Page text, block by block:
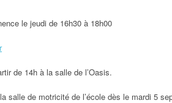
le jeudi de 16h30 à 18h00
de 14h à la salle de l’Oasis.
salle de motricité de l’école dès le mardi 5